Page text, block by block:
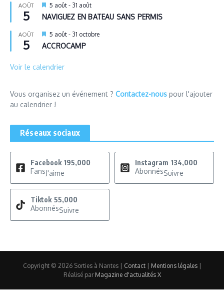
AOÛT
5
Mis
en
avant
5 août - 31 août
NAVIGUEZ EN BATEAU SANS PERMIS
AOÛT
5
Mis
en
avant
5 août - 31 octobre
ACCROCAMP
Voir le calendrier
Vous organisez un événement ? Contactez-nous pour l'ajouter
au calendrier !
Réseaux sociaux
Facebook 195,000
FansJ'aime
Instagram 134,000
AbonnésSuivre
Tiktok 55,000
AbonnésSuivre
Copyright © 2026 Sorties à Nantes | Contact| Mentions légales|
Réalisé par Magazine d'actualités X